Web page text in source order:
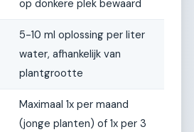
op donkere plek bewaard
5-10 ml oplossing per liter
water, afhankelijk van
plantgrootte
Maximaal 1x per maand
(jonge planten) of 1x per 3